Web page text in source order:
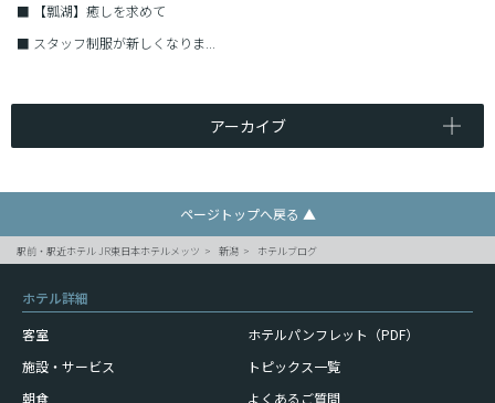
■
【瓢湖】癒しを求めて
■ スタッフ制服が新しくなりま...
アーカイブ
ページトップへ戻る ▲
駅前・駅近ホテル JR東日本ホテルメッツ 新潟 ホテルブログ
ホテル詳細
客室
施設・サービス
朝食
ホテルパンフレット（PDF）
トピックス一覧
よくあるご質問